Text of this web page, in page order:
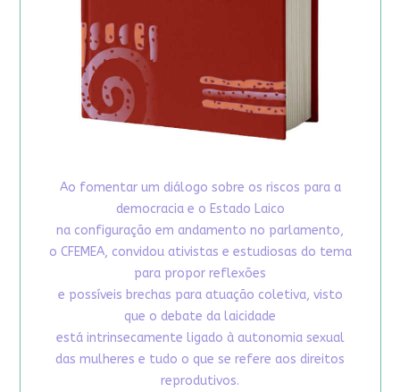
Ao fomentar um diálogo sobre os riscos para a
democracia e o Estado Laico
na configuração em andamento no parlamento,
o CFEMEA, convidou ativistas e estudiosas do tema
para propor reflexões
e possíveis brechas para atuação coletiva, visto
que o debate da laicidade
está intrinsecamente ligado à autonomia sexual
das mulheres e tudo o que se refere aos direitos
reprodutivos.